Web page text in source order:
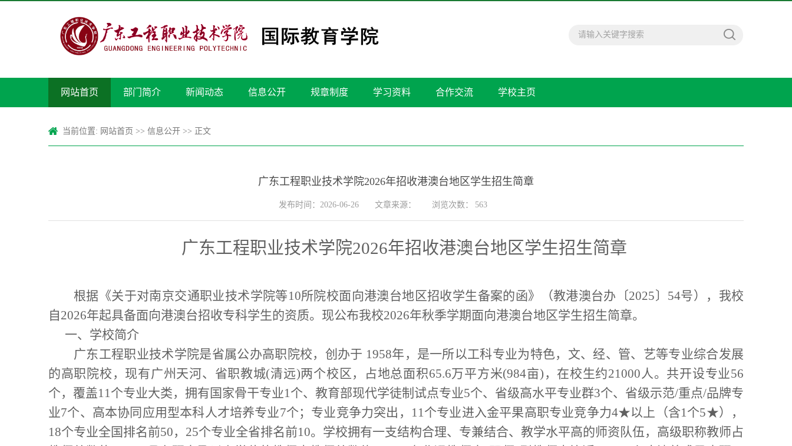
网站首页 部门简介 新闻动态 信息公开 规章制度 学习资料 合作交流 学校主页
当前位置: 网站首页 >> 信息公开 >> 正文
广东工程职业技术学院2026年招收港澳台地区学生招生简章
发布时间：2026-06-26 文章来源： 浏览次数： 563
广东工程职业技术学院2026年招收港澳台地区学生招生简章
根据《关于对南京交通职业技术学院等10所院校面向港澳台地区招收学生备案的函》（教港澳台办〔2025〕 54号），我校
自2026年起具备面向港澳台招收专科学生的资质。现公布我校2026年秋季学期面向港澳台地区学生招生简章。
一、学校简介
广东工程职业技术学院是省属公办高职院校，创办于 1958年，是一所以工科专业为特色，文、经、 管、艺等专业综合发展
的高职院校，现有广州天河、省职教城(清远)两个校区，占地总面积65.6万平方米(984亩) ，在校生约21000人。 共开设专业56
个，覆盖11个专业大类，拥有国家骨干专业1个、教育部现代学徒制试点专业5个、省级高水平专业群3个、省级示范/重点/品牌专
业7个、高本协同应用型本科人才培养专业7个；专业竞争力突出， 11个专业进入金平果高职专业竞争力4★以上（含1个5★），
18个专业全国排名前50， 25个专业全省排名前10。学校拥有一支结构合理、专兼结合、教学水平高的师资队伍，高级职称教师占